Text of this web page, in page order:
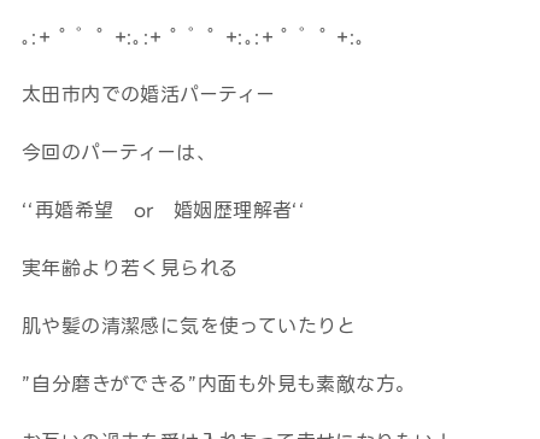
｡:+ ﾟ ゜ﾟ +:｡:+ ﾟ ゜ﾟ +:｡:+ ﾟ ゜ﾟ +:｡
太田市内での婚活パーティー
今回のパーティーは、
‘‘再婚希望 or 婚姻歴理解者‘‘
実年齢より若く見られる
肌や髪の清潔感に気を使っていたりと
”自分磨きができる”内面も外見も素敵な方。